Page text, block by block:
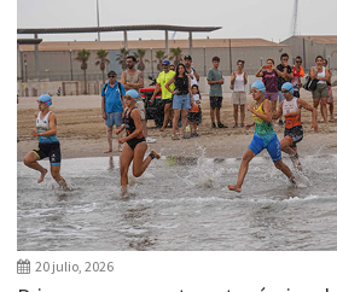
20 julio, 2026